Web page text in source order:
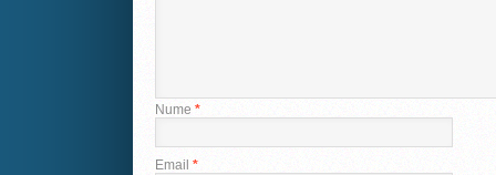
Nume *
Email *